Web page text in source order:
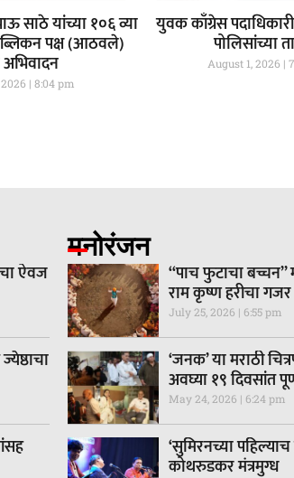
साठे यांच्या १०६ व्या
पक्ष (आठवले)
8:04 pm
युवक काँग्रेस
पोलिसांच्या
August 1, 2026
ऐवज
मनोरंजन
“पाच फुटाचा
राम कृष्ण हरीचा गजर
July 25, 2026 6:55 pm
‘जनक’ या मराठी
अवघ्या १९ दिवसांत
May 24, 2026 6:24 pm
‘सुमिरनच्या पहिल्याच
कोथरुडकर मंत्रमुग्ध